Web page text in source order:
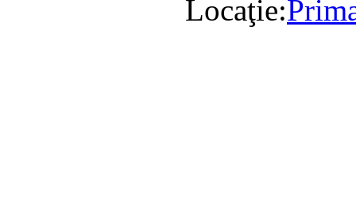
Locaţie: